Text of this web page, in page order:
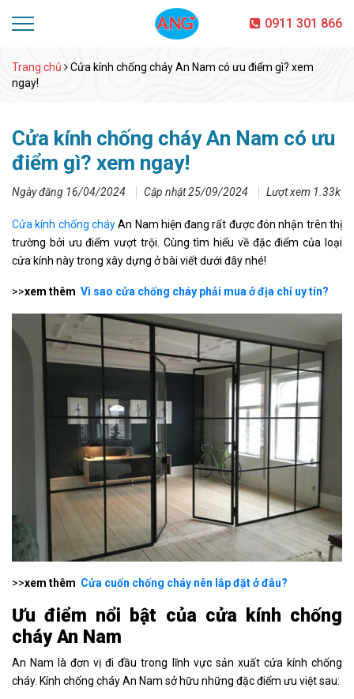
0911 301 866
Trang chủ
Cửa kính chống cháy An Nam có ưu điểm gì? xem
ngay!
Cửa kính chống cháy An Nam có ưu
điểm gì? xem ngay!
Ngày đăng 16/04/2024 Cập nhật 25/09/2024 Lượt xem 1.33k
Cửa kính chống cháyAn Nam hiện đang rất được đón nhận trên thị
trường bởi ưu điểm vượt trội. Cùng tìm hiểu về đặc điểm của loại
cửa kính này trong xây dựng ở bài viết dưới đây nhé!
>>xem thêm Vì sao cửa chống cháy phải mua ở địa chỉ uy tín?
>>xem thêm Cửa cuốn chống cháy nên lắp đặt ở đâu?
Ưu điểm nổi bật của cửa kính chống
cháy An Nam
An Nam là đơn vị đi đầu trong lĩnh vực sản xuất cửa kính chống
cháy. Kính chống cháy An Nam sở hữu những đặc điểm ưu việt sau: